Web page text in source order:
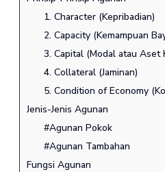
1. Character (Kepribadian)
2. Capacity (Kemampuan
3. Capital (Modal atau Aset
4. Collateral (Jaminan)
5. Condition of Economy
Jenis-Jenis Agunan
#Agunan Pokok
#Agunan Tambahan
Fungsi Agunan